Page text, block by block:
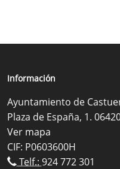
Información
Ayuntamiento de
Plaza de España, 1.
Ver mapa
CIF: P0603600H
Telf.: 924 772 301